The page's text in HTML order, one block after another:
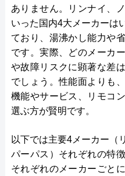
ありません。リンナイ、
いった国内4大メーカーは
ており、湯沸かし能力や
です。実際、どのメーカ
や故障リスクに顕著な差
でしょう。性能面よりも
機能やサービス、リモコ
選ぶ方が賢明です。
以下では主要4メーカー（
パーパス）それぞれの特
それぞれのメーカーごと